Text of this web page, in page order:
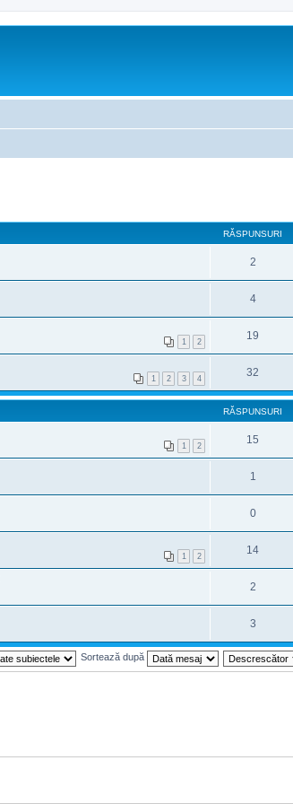
RĂSPUNSURI
2
4
1 2 19
1 2 3 4 32
RĂSPUNSURI
1 2 15
1
0
1 2 14
2
3
Sortează după